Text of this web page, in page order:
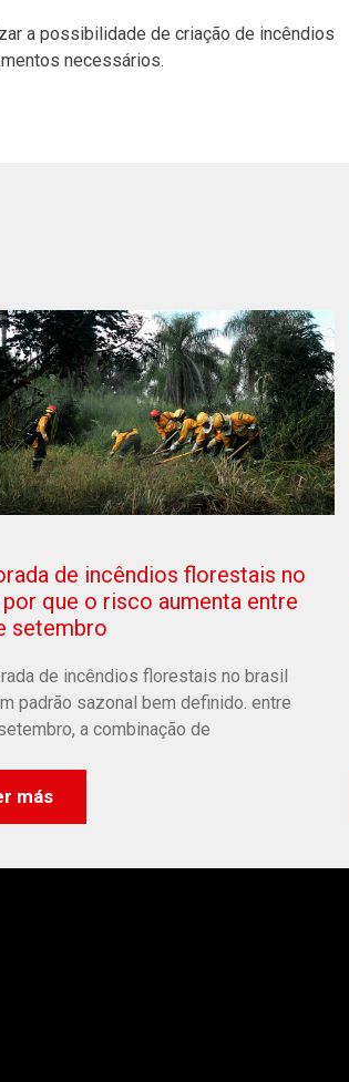
a possibilidade de criação de incêndios
necessários.
de incêndios florestais no
por que o risco aumenta entre
setembro
de incêndios florestais no brasil
padrão sazonal bem definido. entre
a combinação de
más